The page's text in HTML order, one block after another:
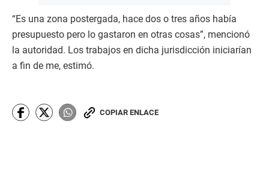
“Es una zona postergada, hace dos o tres años había
presupuesto pero lo gastaron en otras cosas”, mencionó
la autoridad. Los trabajos en dicha jurisdicción iniciarían
a fin de me, estimó.
COPIAR ENLACE